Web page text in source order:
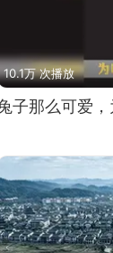
10.1万 次播放
子那么可爱